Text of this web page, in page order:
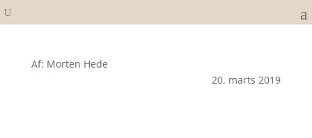
Af: Morten Hede
20. marts 2019